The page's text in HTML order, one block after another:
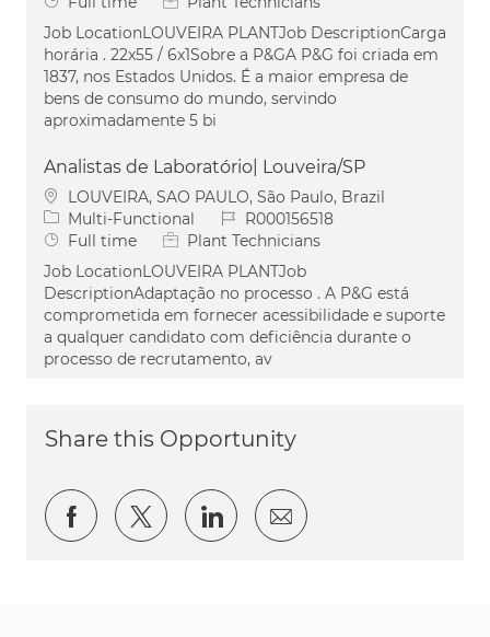
Job LocationLOUVEIRA PLANTJob DescriptionCarga
horária . 22x55 / 6x1Sobre a P&GA P&G foi criada em
1837, nos Estados Unidos. É a maior empresa de
bens de consumo do mundo, servindo
aproximadamente 5 bi
Analistas de Laboratório| Louveira/SP
Location
LOUVEIRA, SAO PAULO, São Paulo, Brazil
Category
Multi-Functional Job IdR000156518
Job Type
Full time
Plant Technicians
Job LocationLOUVEIRA PLANTJob
DescriptionAdaptação no processo . A P&G está
comprometida em fornecer acessibilidade e suporte
a qualquer candidato com deficiência durante o
processo de recrutamento, av
Share this Opportunity
Share via Facebook
Share via twitter
Share via LinkedIn
Share via email